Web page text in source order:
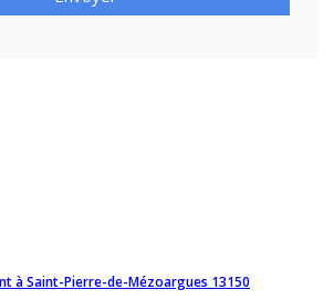
à Saint-Pierre-de-Mézoargues 13150